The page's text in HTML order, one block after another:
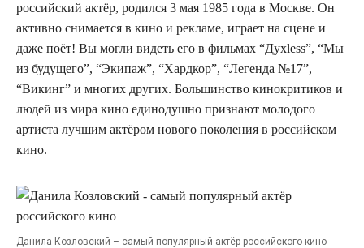
российский актёр, родился 3 мая 1985 года в Москве. Он
активно снимается в кино и рекламе, играет на сцене и
даже поёт! Вы могли видеть его в фильмах “Духless”, “Мы
из будущего”, “Экипаж”, “Хардкор”, “Легенда №17”,
“Викинг” и многих других. Большинство кинокритиков и
людей из мира кино единодушно признают молодого
артиста лучшим актёром нового поколения в российском
кино.
Данила Козловский – самый популярный актёр российского кино